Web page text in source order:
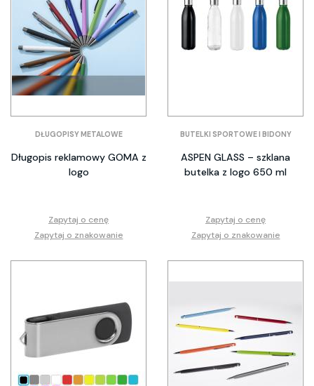
DŁUGOPISY METALOWE
Długopis reklamowy GOMA z
logo
Zapytaj o cenę
Zapytaj o znakowanie
BUTELKI SPORTOWE I BIDONY
ASPEN GLASS – szklana
butelka z logo 650 ml
Zapytaj o cenę
Zapytaj o znakowanie